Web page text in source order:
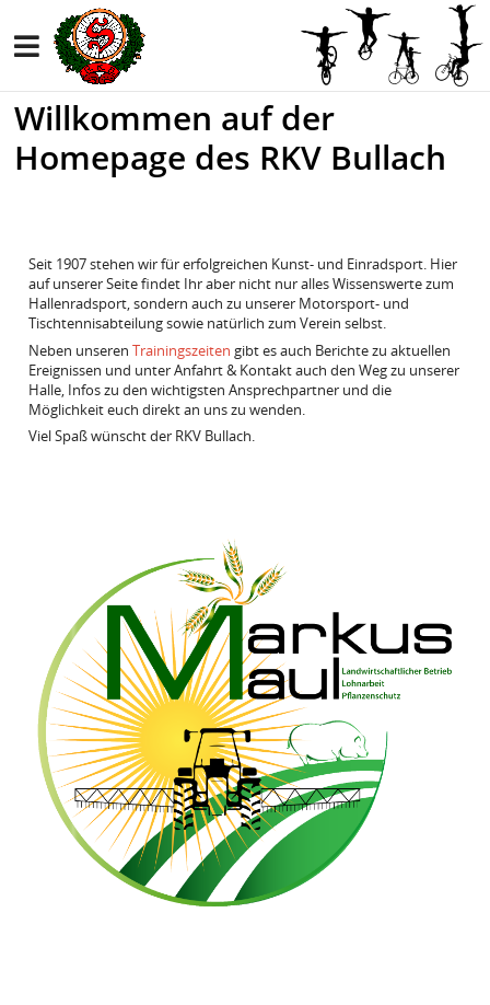
Willkommen auf der
Homepage des RKV Bullach
Seit 1907 stehen wir für erfolgreichen Kunst- und Einradsport. Hier
auf unserer Seite findet Ihr aber nicht nur alles Wissenswerte zum
Hallenradsport, sondern auch zu unserer Motorsport- und
Tischtennisabteilung sowie natürlich zum Verein selbst.
Neben unseren Trainingszeiten gibt es auch Berichte zu aktuellen
Ereignissen und unter Anfahrt & Kontakt auch den Weg zu unserer
Halle, Infos zu den wichtigsten Ansprechpartner und die
Möglichkeit euch direkt an uns zu wenden.
Viel Spaß wünscht der RKV Bullach.